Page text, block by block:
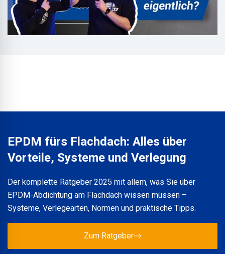
EPDM fürs Flachdach: Alles über
Vorteile, Systeme und Verlegung
Der komplette Ratgeber 2025 mit allem, was Sie über
EPDM-Abdichtung am Flachdach wissen müssen –
Systeme, Verlegearten, Normen und praktische Tipps.
Zum Ratgeber